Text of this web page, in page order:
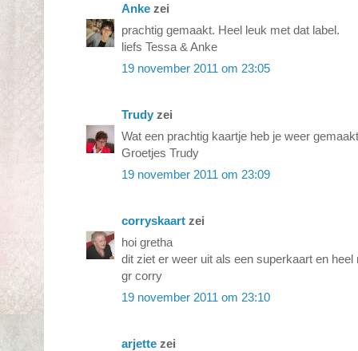
Anke zei
prachtig gemaakt. Heel leuk met dat label.
liefs Tessa & Anke
19 november 2011 om 23:05
Trudy zei
Wat een prachtig kaartje heb je weer
Groetjes Trudy
19 november 2011 om 23:09
corryskaart zei
hoi gretha
dit ziet er weer uit als een superkaart en heel
gr corry
19 november 2011 om 23:10
arjette zei